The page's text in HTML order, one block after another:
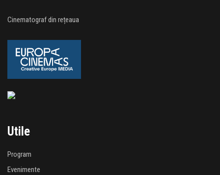
Cinematograf din rețeaua
Utile
Program
Evenimente